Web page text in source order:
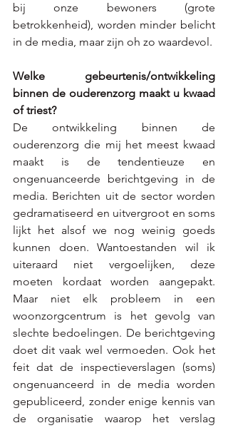
bij onze bewoners (grote
betrokkenheid), worden minder belicht
in de media, maar zijn oh zo waardevol.
Welke gebeurtenis/ontwikkeling
binnen de ouderenzorg maakt u kwaad
of triest?
De ontwikkeling binnen de
ouderenzorg die mij het meest kwaad
maakt is de tendentieuze en
ongenuanceerde berichtgeving in de
media. Berichten uit de sector worden
gedramatiseerd en uitvergroot en soms
lijkt het alsof we nog weinig goeds
kunnen doen. Wantoestanden wil ik
uiteraard niet vergoelijken, deze
moeten kordaat worden aangepakt.
Maar niet elk probleem in een
woonzorgcentrum is het gevolg van
slechte bedoelingen. De berichtgeving
doet dit vaak wel vermoeden. Ook het
feit dat de inspectieverslagen (soms)
ongenuanceerd in de media worden
gepubliceerd, zonder enige kennis van
de organisatie waarop het verslag